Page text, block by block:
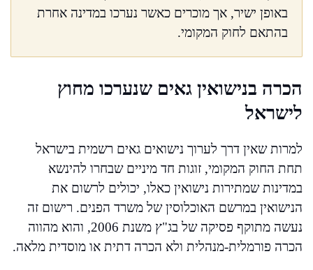
באופן ישיר, אך מוכרים כאשר נערכו במדינה אחרת
בהתאם לחוק המקומי.
הכרה בנישואין גאים שנערכו מחוץ
לישראל
למרות שאין דרך לערוך נישואים גאים רשמית בישראל
תחת החוק המקומי, זוגות חד מיניים שבחרו להינשא
במדינות שמתירות נישואין כאלו, יכולים לרשום את
הנישואין במרשם האוכלוסין של משרד הפנים. רישום זה
נעשה מתוקף פסיקה של בג"ץ משנת 2006, והוא מהווה
הכרה פורמלית-מנהלית ולא הכרה דתית או מוסדית מלאה.